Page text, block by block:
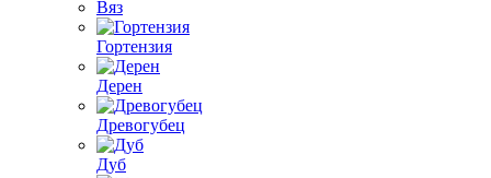
Вяз
Гортензия
Дерен
Древогубец
Дуб